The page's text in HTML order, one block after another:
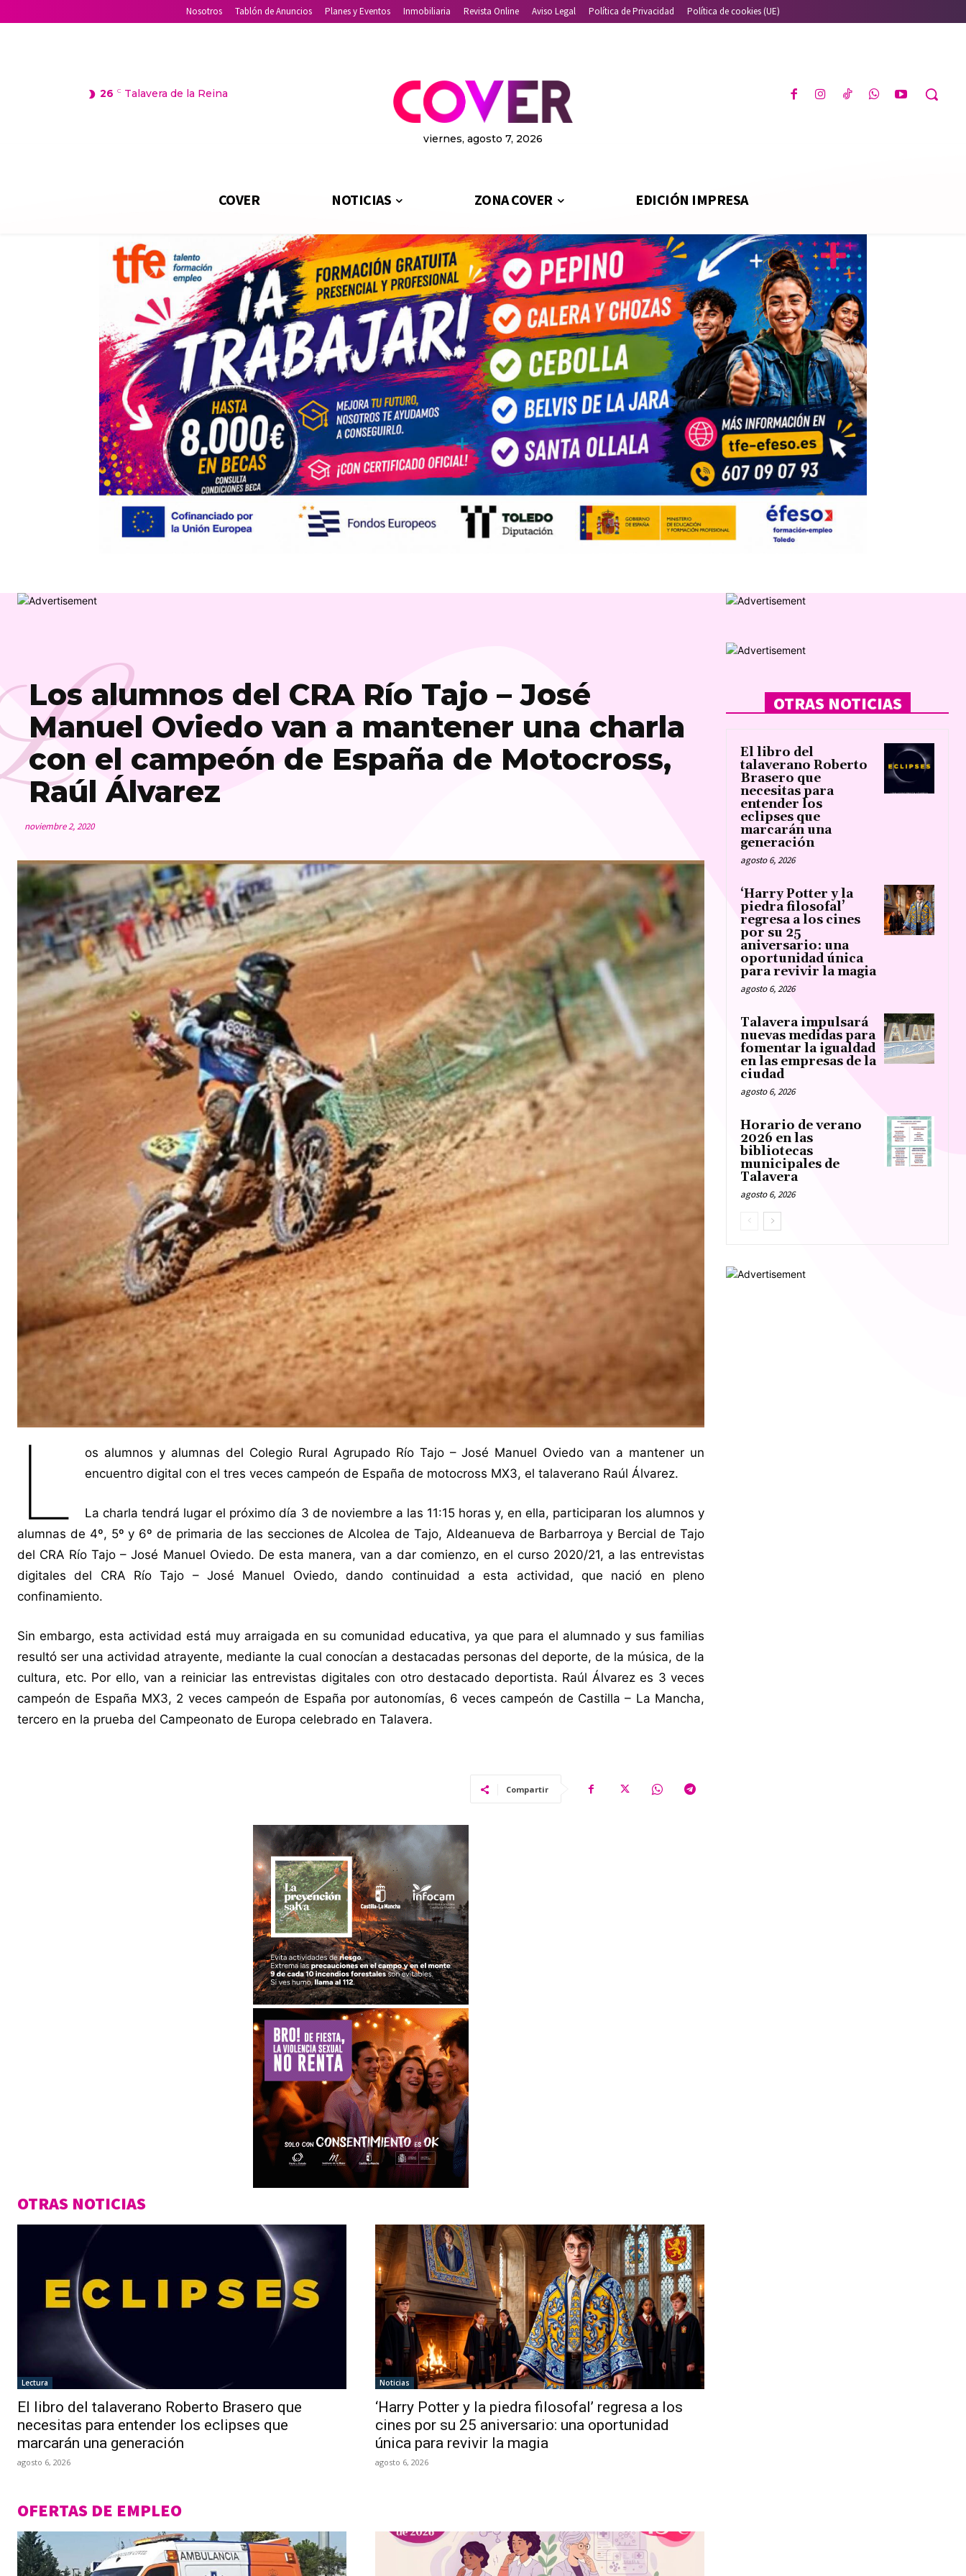
Nosotros Tablón de Anuncios Planes y Eventos Inmobiliaria Revista Online Aviso Legal Política de Privacidad Política de cookies (UE)
26 C Talavera de la Reina
viernes, agosto 7, 2026
COVER NOTICIAS ZONA COVER EDICIÓN IMPRESA
Los alumnos del CRA Río Tajo – José
Manuel Oviedo van a mantener una charla
con el campeón de España de Motocross,
Raúl Álvarez
noviembre 2, 2020
L
os alumnos y alumnas del Colegio Rural Agrupado Río Tajo – José Manuel Oviedo van a mantener un
encuentro digital con el tres veces campeón de España de motocross MX3, el talaverano Raúl Álvarez.
La charla tendrá lugar el próximo día 3 de noviembre a las 11:15 horas y, en ella, participaran los alumnos y
alumnas de 4º, 5º y 6º de primaria de las secciones de Alcolea de Tajo, Aldeanueva de Barbarroya y Bercial de Tajo
del CRA Río Tajo – José Manuel Oviedo. De esta manera, van a dar comienzo, en el curso 2020/21, a las entrevistas
digitales del CRA Río Tajo – José Manuel Oviedo, dando continuidad a esta actividad, que nació en pleno
confinamiento.
Sin embargo, esta actividad está muy arraigada en su comunidad educativa, ya que para el alumnado y sus familias
resultó ser una actividad atrayente, mediante la cual conocían a destacadas personas del deporte, de la música, de la
cultura, etc. Por ello, van a reiniciar las entrevistas digitales con otro destacado deportista. Raúl Álvarez es 3 veces
campeón de España MX3, 2 veces campeón de España por autonomías, 6 veces campeón de Castilla – La Mancha,
tercero en la prueba del Campeonato de Europa celebrado en Talavera.
Compartir
OTRAS NOTICIAS
Lectura
El libro del talaverano Roberto Brasero que
necesitas para entender los eclipses que
marcarán una generación
agosto 6, 2026
Noticias
‘Harry Potter y la piedra filosofal’ regresa a los
cines por su 25 aniversario: una oportunidad
única para revivir la magia
agosto 6, 2026
OFERTAS DE EMPLEO
OTRAS NOTICIAS
El libro del
talaverano Roberto
Brasero que
necesitas para
entender los
eclipses que
marcarán una
generación
agosto 6, 2026
‘Harry Potter y la
piedra filosofal’
regresa a los cines
por su 25
aniversario: una
oportunidad única
para revivir la magia
agosto 6, 2026
Talavera impulsará
nuevas medidas para
fomentar la igualdad
en las empresas de la
ciudad
agosto 6, 2026
Horario de verano
2026 en las
bibliotecas
municipales de
Talavera
agosto 6, 2026